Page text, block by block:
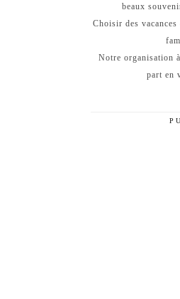
beaux
Choisir des
Notre organisation
part en